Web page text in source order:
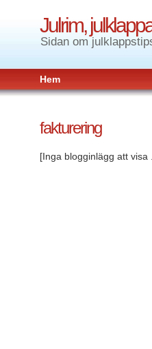
Julrim,
Sidan om
Hem
fakturering
[Inga blogginlägg att visa